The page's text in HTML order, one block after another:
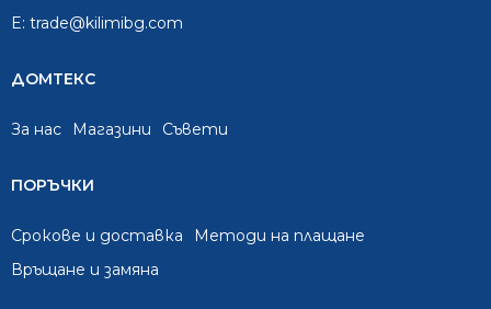
E: trade@kilimibg.com
ДОМТЕКС
За нас Mагазини Съвети
ПОРЪЧКИ
Срокове и доставка
Методи на плащане
Връщане и замяна